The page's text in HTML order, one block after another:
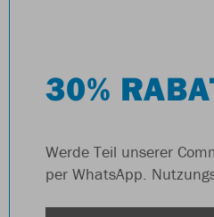
30%
Werde Teil unserer
per WhatsApp.